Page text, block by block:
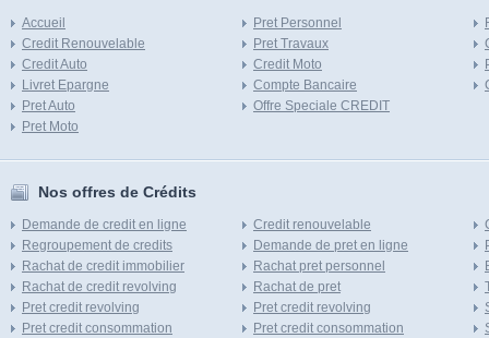
Accueil
Credit Renouvelable
Credit Auto
Livret Epargne
Pret Auto
Pret Moto
Pret Personnel
Pret Travaux
Credit Moto
Compte Bancaire
Offre Speciale CREDIT
Nos offres de Crédits
Demande de credit en ligne
Regroupement de credits
Rachat de credit immobilier
Rachat de credit revolving
Pret credit revolving
Pret credit consommation
Credit renouvelable
Demande de pret en ligne
Rachat pret personnel
Rachat de pret
Pret credit revolving
Pret credit consommation